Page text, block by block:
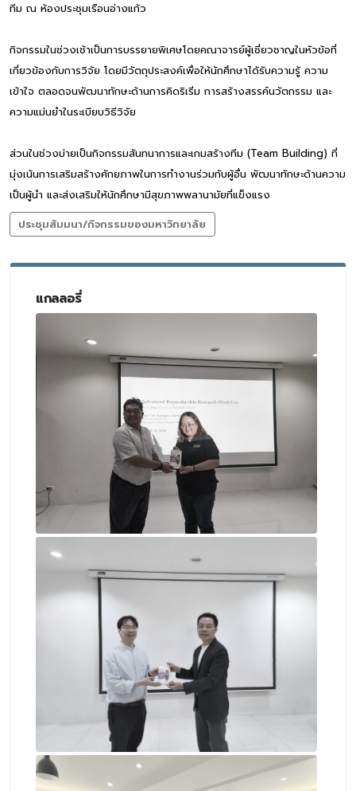
ทีม ณ ห้องประชุมเรือนอ่างแก้ว
กิจกรรมในช่วงเช้าเป็นการบรรยายพิเศษโดยคณาจารย์ผู้เชี่ยวชาญในหัวข้อที่
เกี่ยวข้องกับการวิจัย โดยมีวัตถุประสงค์เพื่อให้นักศึกษาได้รับความรู้ ความ
เข้าใจ ตลอดจนพัฒนาทักษะด้านการคิดริเริ่ม การสร้างสรรค์นวัตกรรม และ
ความแม่นยำในระเบียบวิธีวิจัย
ส่วนในช่วงบ่ายเป็นกิจกรรมสันทนาการและเกมสร้างทีม (Team Building) ที่
มุ่งเน้นการเสริมสร้างศักยภาพในการทำงานร่วมกับผู้อื่น พัฒนาทักษะด้านความ
เป็นผู้นำ และส่งเสริมให้นักศึกษามีสุขภาพพลานามัยที่แข็งแรง
ประชุมสัมมนา/กิจกรรมของมหาวิทยาลัย
แกลลอรี่